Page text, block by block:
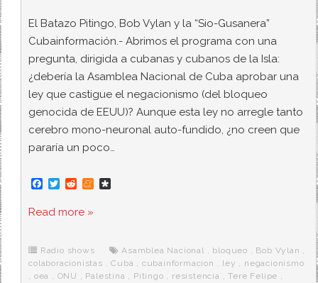
El Batazo Pitingo, Bob Vylan y la “Sio-Gusanera”
Cubainformación.- Abrimos el programa con una
pregunta, dirigida a cubanas y cubanos de la Isla:
¿debería la Asamblea Nacional de Cuba aprobar una
ley que castigue el negacionismo (del bloqueo
genocida de EEUU)? Aunque esta ley no arregle tanto
cerebro mono-neuronal auto-fundido, ¿no creen que
pararía un poco…
F
e
o
k
T
t
r
R
d
M
e
r
a
Read more »
Radio shows Asamblea Nacional , bloqueo , Bob Vylan ,
colaboracionistas ,Cuba , cubainformacion , ley , negacionismo
, oea , ONU , Palestina , Pitingo , resistencia ,Tere Felipe ,